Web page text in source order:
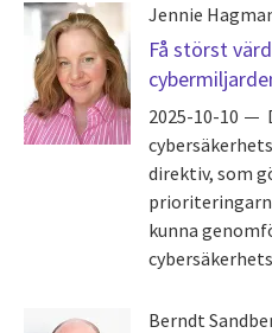
Jennie
Få störst
2025-10-10
direktiv, som
kunna
Berndt